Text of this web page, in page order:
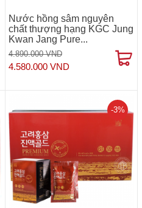
Nước hồng sâm nguyên
chất thượng hạng KGC Jung
Kwan Jang Pure...
4.890.000 VND
4.580.000 VND
-3%